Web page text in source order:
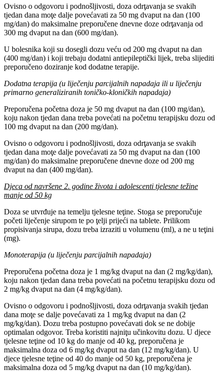
Ovisno o odgovoru i podnošljivosti, doza odrţavanja se svakih
tjedan dana moţe dalje povećavati za 50 mg dvaput na dan (100
mg/dan) do maksimalne preporučene dnevne doze odrţavanja od
300 mg dvaput na dan (600 mg/dan).
U bolesnika koji su dosegli dozu veću od 200 mg dvaput na dan
(400 mg/dan) i koji trebaju dodatni antiepileptički lijek, treba slijediti
preporučeno doziranje kod dodatne terapije.
Dodatna terapija (u liječenju parcijalnih napadaja ili u liječenju
primarno generaliziranih toničko-kloničkih napadaja)
Preporučena početna doza je 50 mg dvaput na dan (100 mg/dan),
koju nakon tjedan dana treba povećati na početnu terapijsku dozu od
100 mg dvaput na dan (200 mg/dan).
Ovisno o odgovoru i podnošljivosti, doza odrţavanja se svakih
tjedan dana moţe dalje povećavati za 50 mg dvaput na dan (100
mg/dan) do maksimalne preporučene dnevne doze od 200 mg
dvaput na dan (400 mg/dan).
Djeca od navršene 2. godine života i adolescenti tjelesne težine
manje od 50 kg
Doza se utvrđuje na temelju tjelesne teţine. Stoga se preporučuje
početi liječenje sirupom te po ţelji prijeći na tablete. Prilikom
propisivanja sirupa, dozu treba izraziti u volumenu (ml), a ne u teţini
(mg).
Monoterapija (u liječenju parcijalnih napadaja)
Preporučena početna doza je 1 mg/kg dvaput na dan (2 mg/kg/dan),
koju nakon tjedan dana treba povećati na početnu terapijsku dozu od
2 mg/kg dvaput na dan (4 mg/kg/dan).
Ovisno o odgovoru i podnošljivosti, doza odrţavanja svakih tjedan
dana moţe se dalje povećavati za 1 mg/kg dvaput na dan (2
mg/kg/dan). Dozu treba postupno povećavati dok se ne dobije
optimalan odgovor. Treba koristiti najniţu učinkovitu dozu. U djece
tjelesne teţine od 10 kg do manje od 40 kg, preporučena je
maksimalna doza od 6 mg/kg dvaput na dan (12 mg/kg/dan). U
djece tjelesne teţine od 40 do manje od 50 kg, preporučena je
maksimalna doza od 5 mg/kg dvaput na dan (10 mg/kg/dan).